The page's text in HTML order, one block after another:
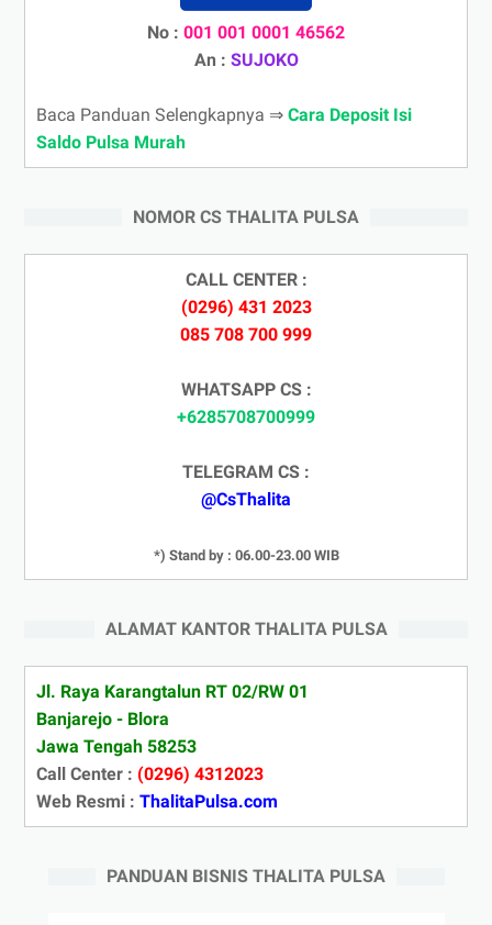
No : 001 001 0001 46562
An : SUJOKO
Baca Panduan Selengkapnya ⇒ Cara Deposit Isi
Saldo Pulsa Murah
NOMOR CS THALITA PULSA
CALL CENTER :
(0296) 431 2023
085 708 700 999
WHATSAPP CS :
+6285708700999
TELEGRAM CS :
@CsThalita
*) Stand by : 06.00-23.00 WIB
ALAMAT KANTOR THALITA PULSA
Jl. Raya Karangtalun RT 02/RW 01
Banjarejo - Blora
Jawa Tengah 58253
Call Center : (0296) 4312023
Web Resmi : ThalitaPulsa.com
PANDUAN BISNIS THALITA PULSA